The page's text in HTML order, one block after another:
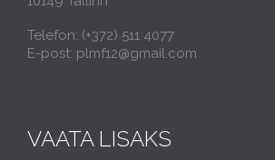
Telefon: (+372) 511 4077
E-post: plmf12@gmail.com
VAATA LISAKS